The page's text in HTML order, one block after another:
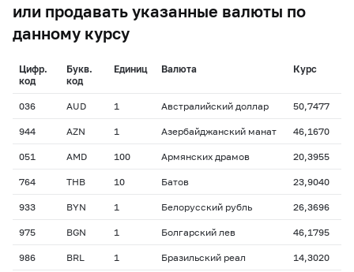
или продавать указанные валюты по
данному курсу
Цифр.
код
Букв.
код
Единиц Валюта Курс
036 AUD 1 Австралийский доллар 50,7477
944 AZN 1 Азербайджанский манат 46,1670
051 AMD 100 Армянских драмов 20,3955
764 THB 10 Батов 23,9040
933 BYN 1 Белорусский рубль 26,3696
975 BGN 1 Болгарский лев 46,1795
986 BRL 1 Бразильский реал 14,3020